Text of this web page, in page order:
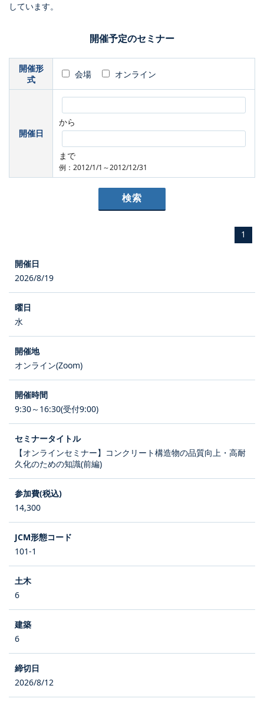
しています。
開催予定のセミナー
開催形
式
会場 オンライン
開催日
から
まで
例：2012/1/1～2012/12/31
1
2026/8/19
水
オンライン(Zoom)
9:30～16:30(受付9:00)
【オンラインセミナー】コンクリート構造物の品質向上・高耐
久化のための知識(前編)
14,300
101-1
6
6
2026/8/12